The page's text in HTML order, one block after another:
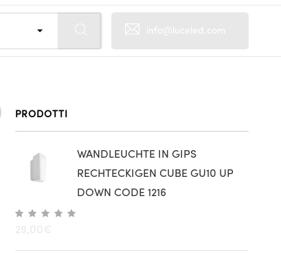
PRODOTTI
WANDLEUCHTE IN GIPS
RECHTECKIGEN CUBE GU10 UP
DOWN CODE 1216